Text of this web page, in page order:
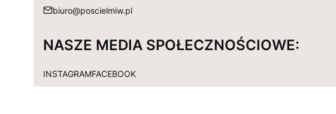
biuro@poscielmiw.pl
NASZE MEDIA SPOŁECZNOŚCIOWE:
INSTAGRAMFACEBOOK